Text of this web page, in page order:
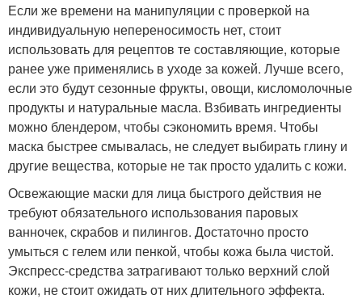
Если же времени на манипуляции с проверкой на
индивидуальную непереносимость нет, стоит
использовать для рецептов те составляющие, которые
ранее уже применялись в уходе за кожей. Лучше всего,
если это будут сезонные фрукты, овощи, кисломолочные
продукты и натуральные масла. Взбивать ингредиенты
можно блендером, чтобы сэкономить время. Чтобы
маска быстрее смывалась, не следует выбирать глину и
другие вещества, которые не так просто удалить с кожи.
Освежающие маски для лица быстрого действия не
требуют обязательного использования паровых
ванночек, скрабов и пилингов. Достаточно просто
умыться с гелем или пенкой, чтобы кожа была чистой.
Экспресс-средства затрагивают только верхний слой
кожи, не стоит ожидать от них длительного эффекта.